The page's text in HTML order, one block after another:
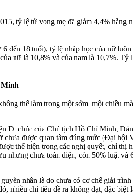
tỷ lệ tử vong mẹ đã giảm 4,4% hằng
18 tuổi), tỷ lệ nhập học của nữ
nữ là 10,8% và của nam là 10,7%. Tỷ
Minh
thể làm trong một sớm, một chiều
Di chúc của Chủ tịch Hồ Chí Minh,
được quan tâm đúng mức (Đại
thể hiện trong các nghị quyết, chỉ
nhưng chưa toàn diện, còn 50% luật và
nhân là do chưa có cơ chế giải
nhiều chỉ tiêu đề ra không đạt, đặc biệt